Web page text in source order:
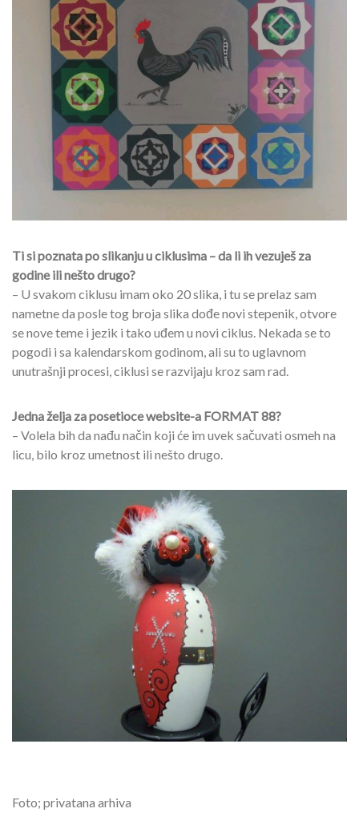
Ti si poznata po slikanju u ciklusima – da li ih vezuješ za
godine ili nešto drugo?
– U svakom ciklusu imam oko 20 slika, i tu se prelaz sam
nametne da posle tog broja slika dođe novi stepenik, otvore
se nove teme i jezik i tako uđem u novi ciklus. Nekada se to
pogodi i sa kalendarskom godinom, ali su to uglavnom
unutrašnji procesi, ciklusi se razvijaju kroz sam rad.
Jedna želja za posetioce website-a FORMAT 88?
– Volela bih da nađu način koji će im uvek sačuvati osmeh na
licu, bilo kroz umetnost ili nešto drugo.
Foto; privatana arhiva